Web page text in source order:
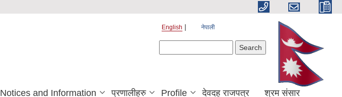
English नेपाली
Notices and Information प्रणालीहरु Profile देवदह राजपत्र श्रम संसार